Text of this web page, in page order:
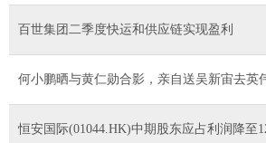
百世集团二季度快运和供应链实现盈利
何小鹏晒与黄仁勋合影，亲自送吴新宙去英
恒安国际(01044.HK)中期股东应占利润降至